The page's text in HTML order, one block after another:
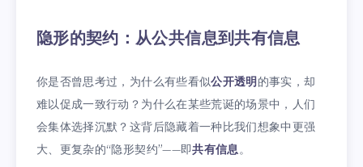
隐形的契约：从公共信息到共有信息
你是否曾思考过，为什么有些看似公开透明 的事实，却
难以促成一致行动？为什么在某些荒诞的场景中，人们
会集体选择沉默？这背后隐藏着一种比我们想象中更强
大、更复杂的“隐形契约”——即共有信息。